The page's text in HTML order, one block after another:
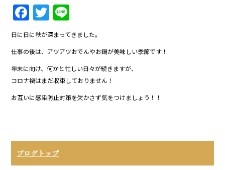
F
a
c
e
b
o
o
T
w
itt
er
n
e
日に日に秋が深まってきました。
仕事の後は、アツアツおでんやお鍋が美味しい季節です！
年末に向け、何かと忙しい日々が続きますが、
コロナ禍はまだ収束しておりません！
お互いに感染防止対策を欠かさず気をつけましょう！！
ブログトップ